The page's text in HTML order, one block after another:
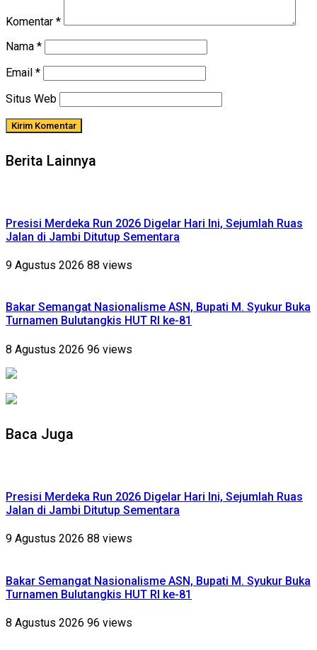
Komentar *
Nama *
Email *
Situs Web
Berita Lainnya
Presisi Merdeka Run 2026 Digelar Hari Ini, Sejumlah Ruas
Jalan di Jambi Ditutup Sementara
9 Agustus 2026 88 views
Bakar Semangat Nasionalisme ASN, Bupati M. Syukur Buka
Turnamen Bulutangkis HUT RI ke-81
8 Agustus 2026 96 views
Baca Juga
Presisi Merdeka Run 2026 Digelar Hari Ini, Sejumlah Ruas
Jalan di Jambi Ditutup Sementara
9 Agustus 2026 88 views
Bakar Semangat Nasionalisme ASN, Bupati M. Syukur Buka
Turnamen Bulutangkis HUT RI ke-81
8 Agustus 2026 96 views